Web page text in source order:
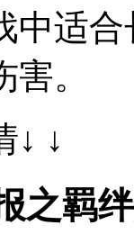
中适
。
↓ ↓
之羁